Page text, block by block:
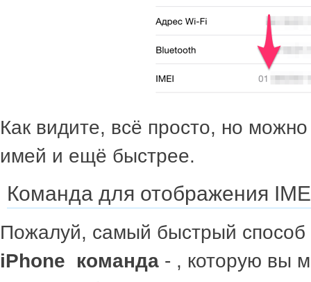
Как видите, всё просто, но
имей и ещё быстрее.
Команда для отображения
Пожалуй, самый быстрый способ
iPhone команда - , которую вы